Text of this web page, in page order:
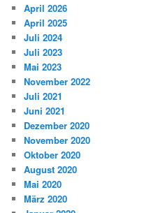
April 2026
April 2025
Juli 2024
Juli 2023
Mai 2023
November 2022
Juli 2021
Juni 2021
Dezember 2020
November 2020
Oktober 2020
August 2020
Mai 2020
März 2020